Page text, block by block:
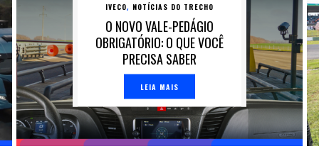
IVECO, NOTÍCIAS DO TRECHO
O NOVO VALE-PEDÁGIO
OBRIGATÓRIO: O QUE VOCÊ
PRECISA SABER
LEIA MAIS